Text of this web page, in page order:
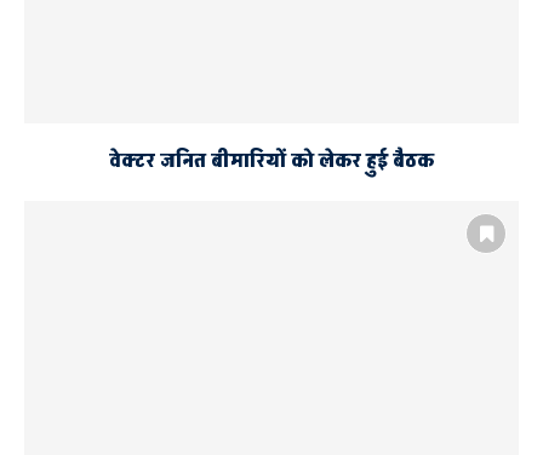
वेक्टर जनित बीमारियों को लेकर हुई बैठक